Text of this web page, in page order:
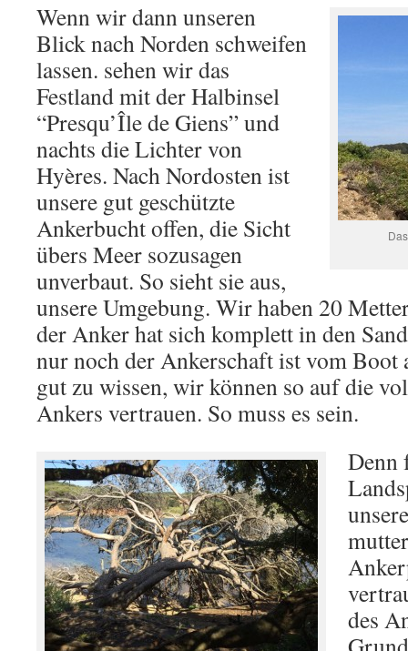
Wenn wir dann unseren
Blick nach Norden schweifen
lassen. sehen wir das
Festland mit der Halbinsel
“Presqu’Île de Giens” und
nachts die Lichter von
Hyères. Nach Nordosten ist
unsere gut geschützte
Ankerbucht offen, die Sicht
übers Meer sozusagen
unverbaut. So sieht sie aus,
unsere Umgebung. Wir haben 20
der Anker hat sich komplett in den
nur noch der Ankerschaft ist vom Boot
gut zu wissen, wir können so auf die
Ankers vertrauen. So muss es sein.
Denn
des